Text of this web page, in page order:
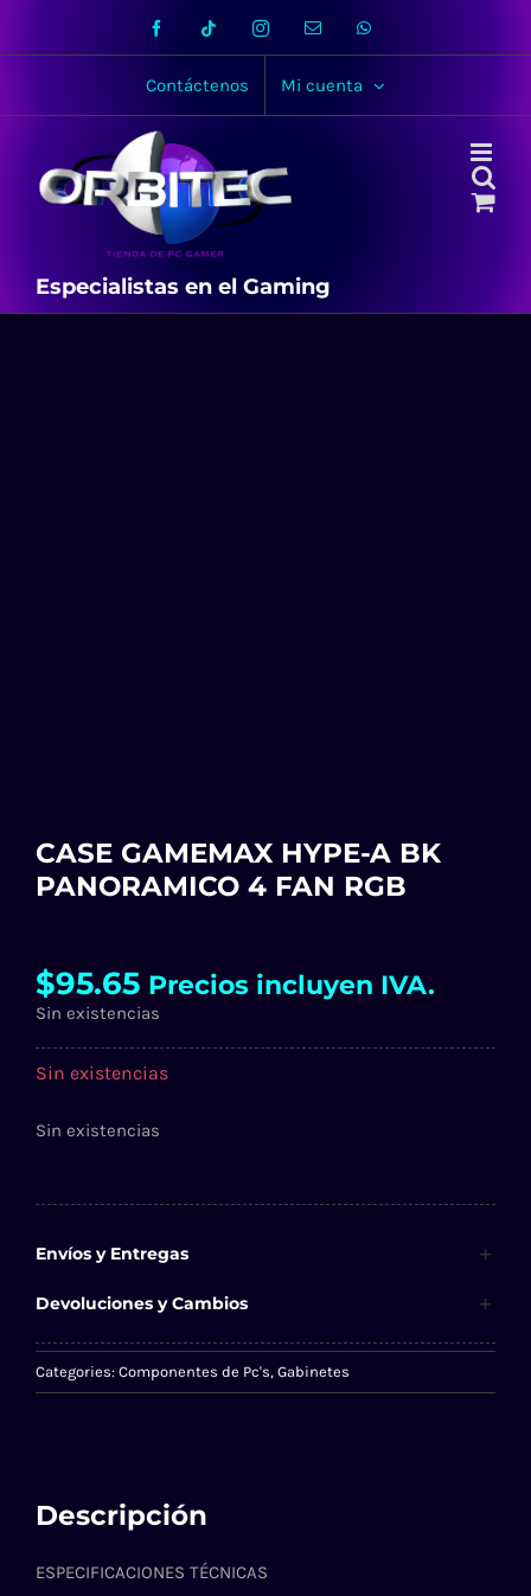
Facebook Tiktok InstagramEmail WhatsApp
Contáctenos Mi cuenta
Especialistas en el Gaming
CASE GAMEMAX HYPE-A BK
PANORAMICO 4 FAN RGB
$95.65 Precios incluyen IVA.
Sin existencias
Sin existencias
Sin existencias
Envíos y Entregas
Devoluciones y Cambios
Categories: Componentes de Pc's, Gabinetes
Descripción
ESPECIFICACIONES TÉCNICAS